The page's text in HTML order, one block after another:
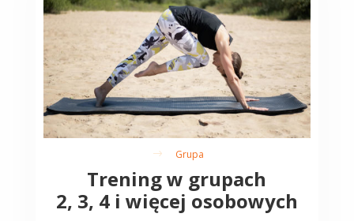
$ Grupa
Trening w grupach
2, 3, 4 i więcej osobowych